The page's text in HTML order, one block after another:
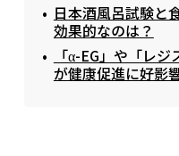
日本酒風呂試験と
効果的なのは？
「α-EG」や「レ
が健康促進に好影